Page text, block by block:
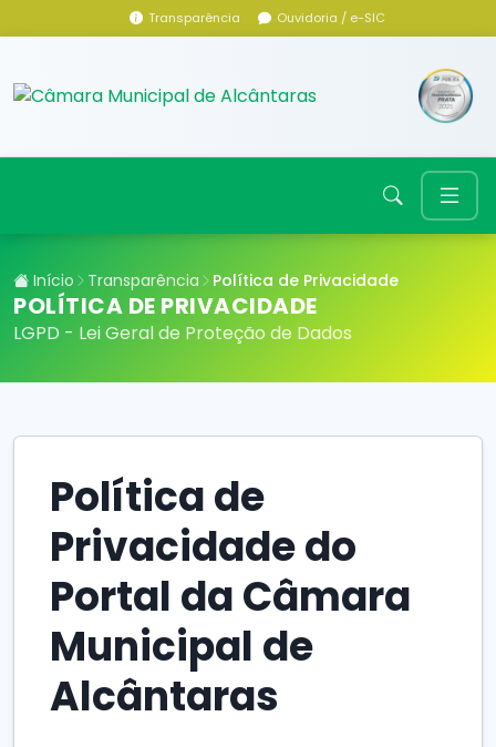
Transparência Ouvidoria / e-SIC
Início Transparência Política de Privacidade
POLÍTICA DE PRIVACIDADE
LGPD - Lei Geral de Proteção de Dados
Política de
Privacidade do
Portal da Câmara
Municipal de
Alcântaras